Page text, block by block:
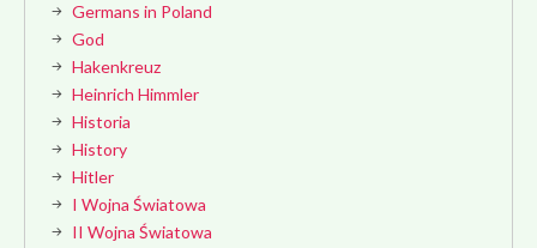
Germans in Poland
God
Hakenkreuz
Heinrich Himmler
Historia
History
Hitler
I Wojna Światowa
II Wojna Światowa